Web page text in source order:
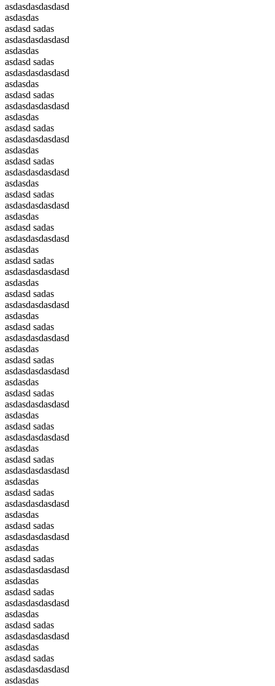
asdasdasdasdasd
asdasdas
asdasd sadas
asdasdasdasdasd
asdasdas
asdasd sadas
asdasdasdasdasd
asdasdas
asdasd sadas
asdasdasdasdasd
asdasdas
asdasd sadas
asdasdasdasdasd
asdasdas
asdasd sadas
asdasdasdasdasd
asdasdas
asdasd sadas
asdasdasdasdasd
asdasdas
asdasd sadas
asdasdasdasdasd
asdasdas
asdasd sadas
asdasdasdasdasd
asdasdas
asdasd sadas
asdasdasdasdasd
asdasdas
asdasd sadas
asdasdasdasdasd
asdasdas
asdasd sadas
asdasdasdasdasd
asdasdas
asdasd sadas
asdasdasdasdasd
asdasdas
asdasd sadas
asdasdasdasdasd
asdasdas
asdasd sadas
asdasdasdasdasd
asdasdas
asdasd sadas
asdasdasdasdasd
asdasdas
asdasd sadas
asdasdasdasdasd
asdasdas
asdasd sadas
asdasdasdasdasd
asdasdas
asdasd sadas
asdasdasdasdasd
asdasdas
asdasd sadas
asdasdasdasdasd
asdasdas
asdasd sadas
asdasdasdasdasd
asdasdas